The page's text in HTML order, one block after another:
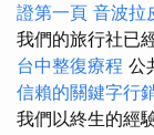
證第一頁 音波拉
我們的旅行社已
台中整復療程 公
信賴的關鍵字行
我們以終生的經